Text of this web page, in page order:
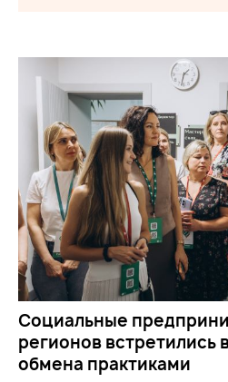
Социальные
регионов встретились
обмена практиками